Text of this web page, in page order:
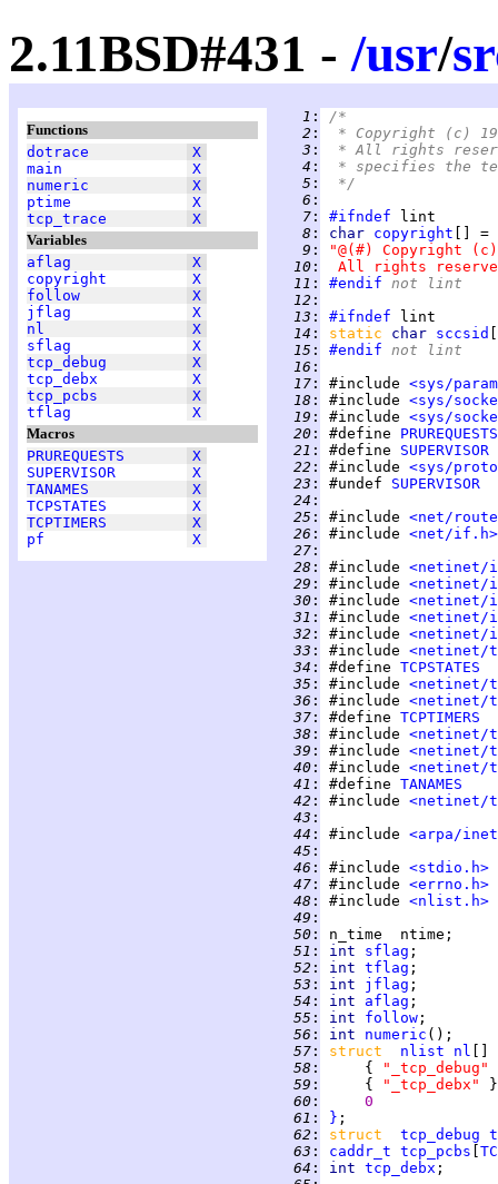
2.11BSD#431 -/usr/
Functions
dotrace
X
main
X
numeric
X
ptime
X
tcp_trace
X
Variables
aflag
X
copyright
X
follow
X
jflag
X
nl
X
sflag
X
tcp_debug
X
tcp_debx
X
tcp_pcbs
X
tflag
X
Macros
PRUREQUESTS
X
SUPERVISOR
X
TANAMES
X
TCPSTATES
X
TCPTIMERS
X
pf
X
   1
:
/*
   2
:
* Copyright (c)
   3
:
* All rights
   4
:
* specifies the
   5
:
*/
   6
:
   7
: #ifndef
   8
: char copyright
   9
:
"@(#) Copyright
  10
:
All rights
  11
: #endif not lint
  12
:
  13
: #ifndef
  14
: static char sccsid
  15
: #endif not lint
  16
:
  17
: #include <sys/
  18
: #include <sys/
  19
: #include <sys/
  20
: #define PRUREQUESTS
  21
: #define SUPERVISOR
  22
: #include <sys/
  23
: #undef SUPERVISOR
  24
:
  25
: #include <net/
  26
: #include <net/if.h>
  27
:
  28
: #include <netinet/
  29
: #include <netinet/
  30
: #include <netinet/
  31
: #include <netinet/
  32
: #include <netinet/
  33
: #include <netinet/
  34
: #define TCPSTATES
  35
: #include <netinet/
  36
: #include <netinet/
  37
: #define TCPTIMERS
  38
: #include <netinet/
  39
: #include <netinet/
  40
: #include <netinet/
  41
: #define TANAMES
  42
: #include <netinet/
  43
:
  44
: #include <arpa/
  45
:
  46
: #include <stdio.h>
  47
: #include <errno.h>
  48
: #include <nlist.h>
  49
:
  50
:
  51
: int sflag
  52
: int tflag
  53
: int jflag
  54
: int aflag
  55
: int follow
  56
: int numeric
  57
: struct nlist nl
  58
:
     {
"_tcp_debug"
  59
:
     {
"_tcp_debx"
  60
:
0
  61
: }
  62
: struct tcp_debug
  63
: caddr_t tcp_pcbs
  64
: int tcp_debx